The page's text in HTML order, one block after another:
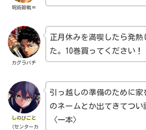
呪術廻戦≡
カグラバチ
正月休みを満喫したら発熱
た。10巻買ってください！
しのびごと
（センターカ
引っ越しの準備のために家
のネームとか出てきてつい
〈一本〉